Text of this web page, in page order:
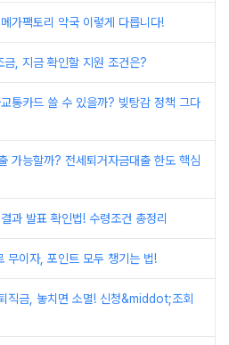
가팩토리 약국 이렇게 다릅니다!
금, 지금 확인할 지원 조건은?
통카드 쓸 수 있을까? 빚탕감 정책 그다
가능할까? 전세퇴거자금대출 한도 핵심
과 발표 확인법! 수령조건 총정리
무이자, 포인트 모두 챙기는 법!
직금, 놓치면 소멸! 신청&middot;조회